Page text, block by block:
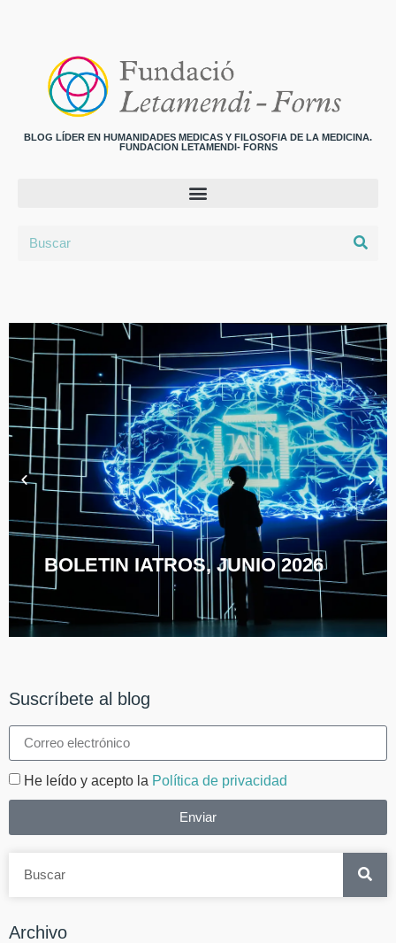
BLOG LÍDER EN HUMANIDADES MEDICAS Y FILOSOFIA DE LA MEDICINA.
FUNDACION LETAMENDI- FORNS
BOLETIN IATROS, JUNIO 2026
Suscríbete al blog
He leído y acepto la Política de privacidad
Enviar
Archivo